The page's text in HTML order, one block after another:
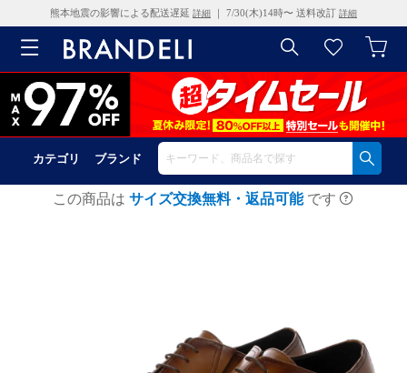
熊本地震の影響による配送遅延 詳細 ｜ 7/30(木)14時〜 送料改訂 詳細
カテゴリ ブランド
この商品は サイズ交換無料・返品可能 です